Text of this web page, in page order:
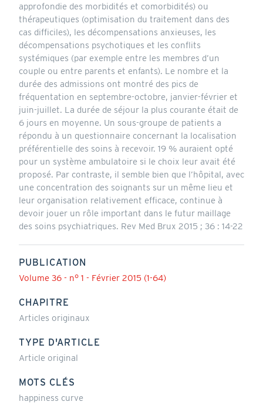
approfondie des morbidités et comorbidités) ou
thérapeutiques (optimisation du traitement dans des
cas difficiles), les décompensations anxieuses, les
décompensations psychotiques et les conflits
systémiques (par exemple entre les membres d’un
couple ou entre parents et enfants). Le nombre et la
durée des admissions ont montré des pics de
fréquentation en septembre-octobre, janvier-février et
juin-juillet. La durée de séjour la plus courante était de
6 jours en moyenne. Un sous-groupe de patients a
répondu à un questionnaire concernant la localisation
préférentielle des soins à recevoir. 19 % auraient opté
pour un système ambulatoire si le choix leur avait été
proposé. Par contraste, il semble bien que l’hôpital, avec
une concentration des soignants sur un même lieu et
leur organisation relativement efficace, continue à
devoir jouer un rôle important dans le futur maillage
des soins psychiatriques. Rev Med Brux 2015 ; 36 : 14-22
PUBLICATION
Volume 36 - n° 1 - Février 2015 (1-64)
CHAPITRE
Articles originaux
TYPE D'ARTICLE
Article original
MOTS CLÉS
happiness curve